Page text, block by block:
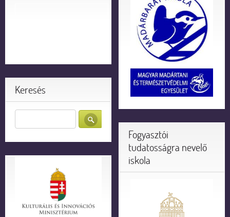
Keresés
Fogyasztói
tudatosságra nevelő
iskola